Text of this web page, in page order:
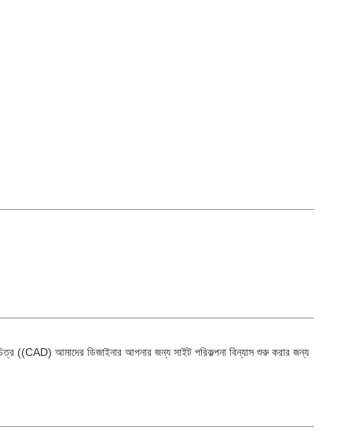
((CAD) আমাদের ডিজাইনার আপনার জন্য সাইট পরিকল্পনা বিন্যাস শুরু করার জন্য